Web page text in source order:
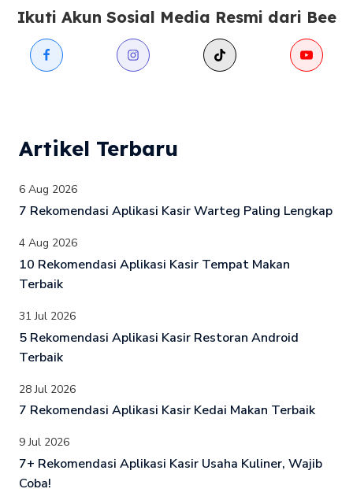
Ikuti Akun Sosial Media Resmi dari Bee
Artikel Terbaru
6 Aug 2026
7 Rekomendasi Aplikasi Kasir Warteg Paling Lengkap
4 Aug 2026
10 Rekomendasi Aplikasi Kasir Tempat Makan
Terbaik
31 Jul 2026
5 Rekomendasi Aplikasi Kasir Restoran Android
Terbaik
28 Jul 2026
7 Rekomendasi Aplikasi Kasir Kedai Makan Terbaik
9 Jul 2026
7+ Rekomendasi Aplikasi Kasir Usaha Kuliner, Wajib
Coba!